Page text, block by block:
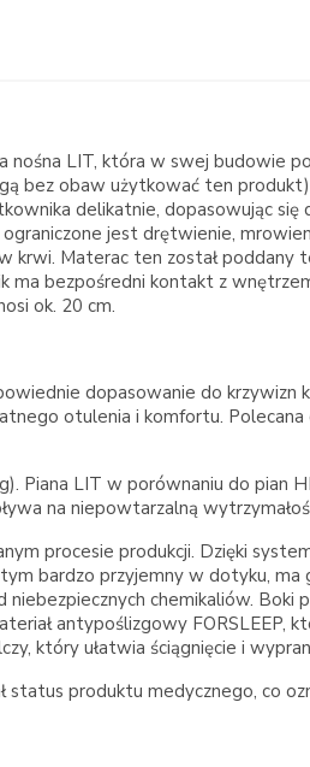
LIT, która w swej budowie
bez obaw użytkować ten
delikatnie, dopasowując się
jest drętwienie,
krwi. Materac ten został poddany
ma bezpośredni kontakt z
ok. 20 cm.
dopasowanie do krzywizn
otulenia i komfortu.
Piana LIT w porównaniu do pian
na niepowtarzalną
procesie produkcji. Dzięki
bardzo przyjemny w dotyku, ma
chemikaliów. Boki
antypoślizgowy FORSLEEP,
który ułatwia ściągnięcie i
status produktu medycznego, co